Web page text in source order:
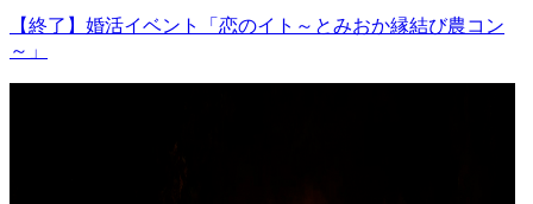
【終了】婚活イベント「恋のイト～とみおか縁結び農コン
～」